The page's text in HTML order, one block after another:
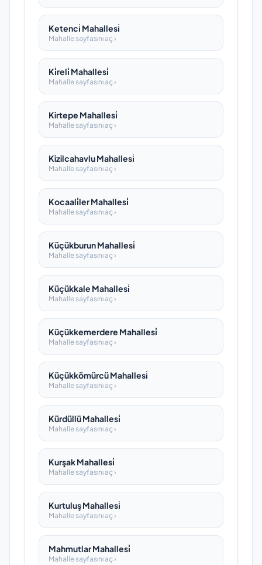
Ketenci̇ Mahallesi̇
Mahalle sayfasını aç ›
Ki̇reli̇ Mahallesi̇
Mahalle sayfasını aç ›
Kirtepe Mahallesi̇
Mahalle sayfasını aç ›
Kizilcahavlu Mahallesi̇
Mahalle sayfasını aç ›
Kocaali̇ler Mahallesi̇
Mahalle sayfasını aç ›
Küçükburun Mahallesi̇
Mahalle sayfasını aç ›
Küçükkale Mahallesi̇
Mahalle sayfasını aç ›
Küçükkemerdere Mahallesi̇
Mahalle sayfasını aç ›
Küçükkömürcü Mahallesi̇
Mahalle sayfasını aç ›
Kürdüllü Mahallesi̇
Mahalle sayfasını aç ›
Kurşak Mahallesi̇
Mahalle sayfasını aç ›
Kurtuluş Mahallesi̇
Mahalle sayfasını aç ›
Mahmutlar Mahallesi̇
Mahalle sayfasını aç ›